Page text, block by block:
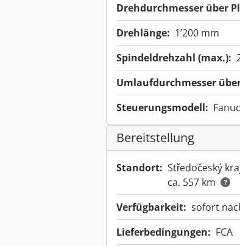
Drehdurchmesser über
Drehlänge: 1’200 mm
Spindeldrehzahl (max.):
Umlaufdurchmesser
Steuerungsmodell:
Bereitstellung
Standort: Středočeský
ca. 557 km
Verfügbarkeit: sofort
Lieferbedingungen: FCA